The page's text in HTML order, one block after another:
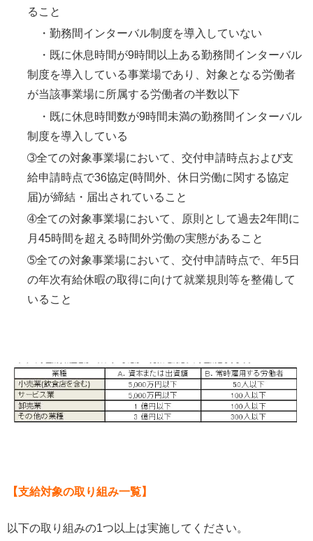
ること
・勤務間インターバル制度を導入していない
・既に休息時間が9時間以上ある勤務間インターバル
制度を導入している事業場であり、対象となる労働者
が当該事業場に所属する労働者の半数以下
・既に休息時間数が9時間未満の勤務間インターバル
制度を導入している
➂全ての対象事業場において、交付申請時点および支
給申請時点で36協定(時間外、休日労働に関する協定
届)が締結・届出されていること
➃全ての対象事業場において、原則として過去2年間に
月45時間を超える時間外労働の実態があること
➄全ての対象事業場において、交付申請時点で、年5日
の年次有給休暇の取得に向けて就業規則等を整備して
いること
【支給対象の取り組み一覧】
以下の取り組みの1つ以上は実施してください。